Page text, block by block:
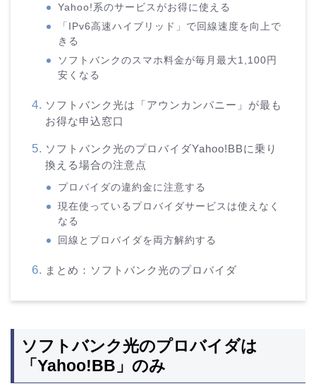
Yahoo!系のサービスがお得に使える
「IPv6高速ハイブリッド」で回線速度を向上で
きる
ソフトバンクのスマホ料金が毎月最大1,100円
安くなる
ソフトバンク光は「アウンカンパニー」が最も
お得な申込窓口
ソフトバンク光のプロバイダYahoo!BBに乗り
換える場合の注意点
プロバイダの違約金に注意する
現在使っているプロバイダサービスは使えなく
なる
回線とプロバイダを両方解約する
まとめ：ソフトバンク光のプロバイダ
ソフトバンク光のプロバイダは
「Yahoo!BB」のみ